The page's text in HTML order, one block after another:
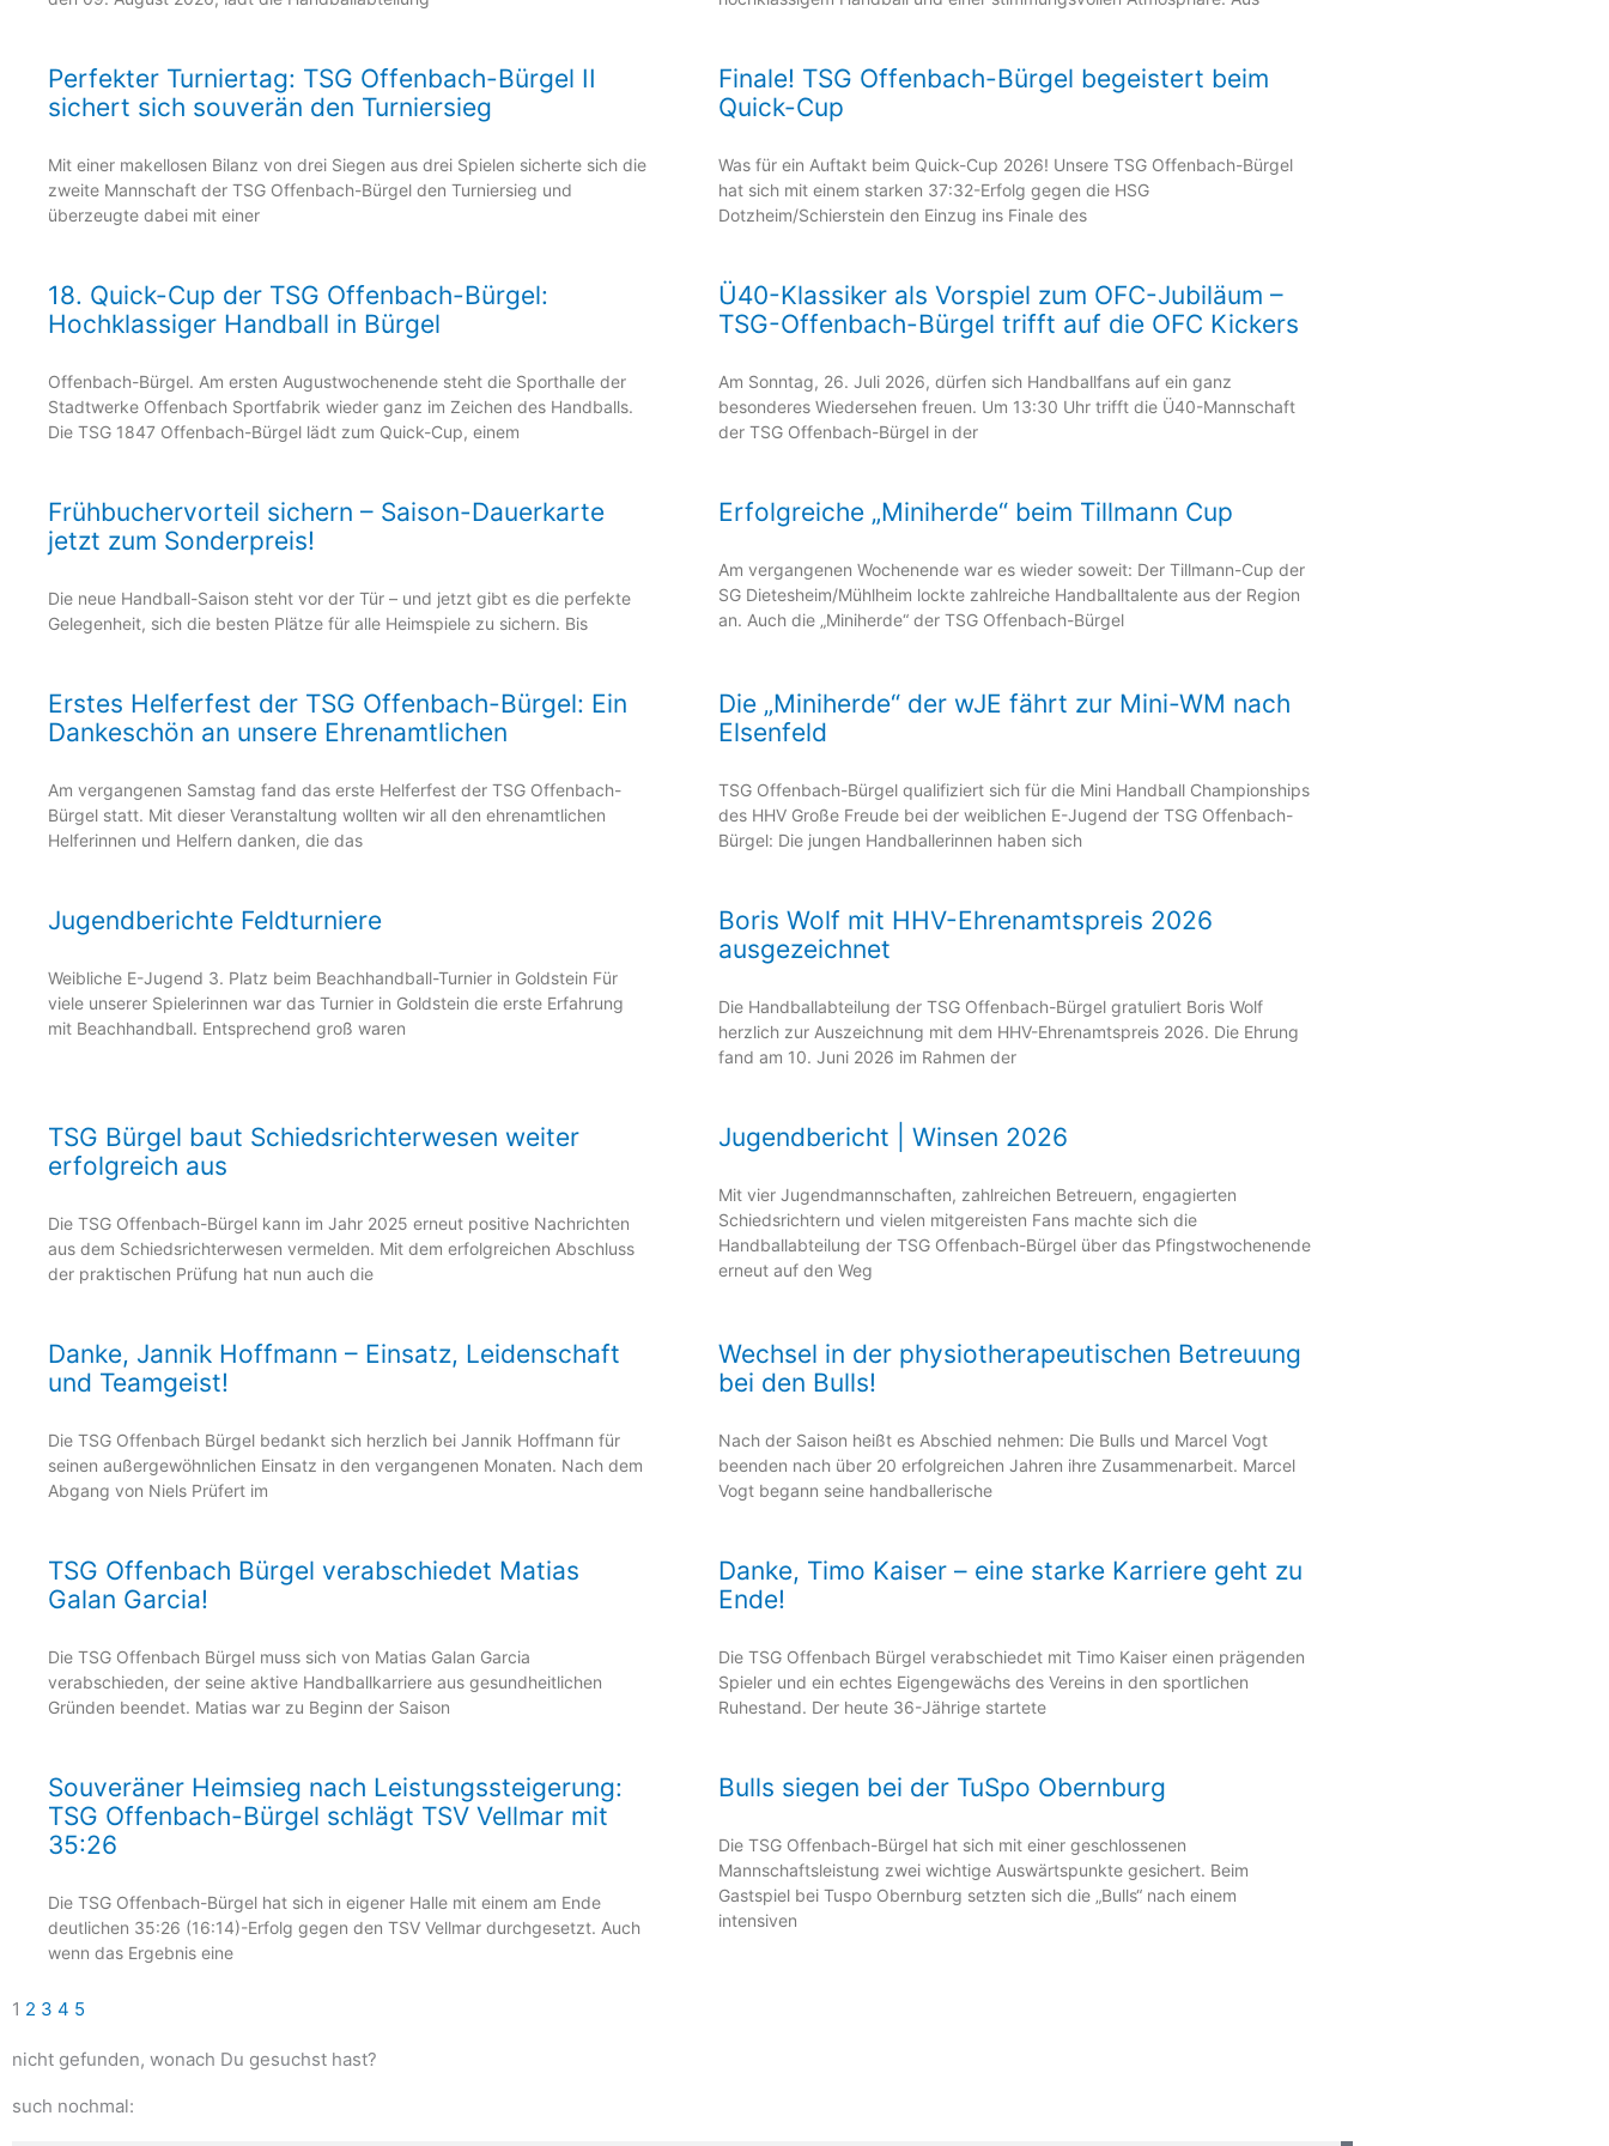
Perfekter Turniertag: TSG Offenbach-Bürgel II
sichert sich souverän den Turniersieg
Mit einer makellosen Bilanz von drei Siegen aus drei Spielen sicherte sich die
zweite Mannschaft der TSG Offenbach-Bürgel den Turniersieg und
überzeugte dabei mit einer
Finale! TSG Offenbach-Bürgel begeistert beim
Quick-Cup
Was für ein Auftakt beim Quick-Cup 2026! Unsere TSG Offenbach-Bürgel
hat sich mit einem starken 37:32-Erfolg gegen die HSG
Dotzheim/Schierstein den Einzug ins Finale des
18. Quick-Cup der TSG Offenbach-Bürgel:
Hochklassiger Handball in Bürgel
Offenbach-Bürgel. Am ersten Augustwochenende steht die Sporthalle der
Stadtwerke Offenbach Sportfabrik wieder ganz im Zeichen des Handballs.
Die TSG 1847 Offenbach-Bürgel lädt zum Quick-Cup, einem
Ü40-Klassiker als Vorspiel zum OFC-Jubiläum –
TSG-Offenbach-Bürgel trifft auf die OFC Kickers
Am Sonntag, 26. Juli 2026, dürfen sich Handballfans auf ein ganz
besonderes Wiedersehen freuen. Um 13:30 Uhr trifft die Ü40-Mannschaft
der TSG Offenbach-Bürgel in der
Frühbuchervorteil sichern – Saison-Dauerkarte
jetzt zum Sonderpreis!
Die neue Handball-Saison steht vor der Tür – und jetzt gibt es die perfekte
Gelegenheit, sich die besten Plätze für alle Heimspiele zu sichern. Bis
Erfolgreiche „Miniherde“ beim Tillmann Cup
Am vergangenen Wochenende war es wieder soweit: Der Tillmann-Cup der
SG Dietesheim/Mühlheim lockte zahlreiche Handballtalente aus der Region
an. Auch die „Miniherde“ der TSG Offenbach-Bürgel
Erstes Helferfest der TSG Offenbach-Bürgel: Ein
Dankeschön an unsere Ehrenamtlichen
Am vergangenen Samstag fand das erste Helferfest der TSG Offenbach-
Bürgel statt. Mit dieser Veranstaltung wollten wir all den ehrenamtlichen
Helferinnen und Helfern danken, die das
Die „Miniherde“ der wJE fährt zur Mini-WM nach
Elsenfeld
TSG Offenbach-Bürgel qualifiziert sich für die Mini Handball Championships
des HHV Große Freude bei der weiblichen E-Jugend der TSG Offenbach-
Bürgel: Die jungen Handballerinnen haben sich
Jugendberichte Feldturniere
Weibliche E-Jugend 3. Platz beim Beachhandball-Turnier in Goldstein Für
viele unserer Spielerinnen war das Turnier in Goldstein die erste Erfahrung
mit Beachhandball. Entsprechend groß waren
Boris Wolf mit HHV-Ehrenamtspreis 2026
ausgezeichnet
Die Handballabteilung der TSG Offenbach-Bürgel gratuliert Boris Wolf
herzlich zur Auszeichnung mit dem HHV-Ehrenamtspreis 2026. Die Ehrung
fand am 10. Juni 2026 im Rahmen der
TSG Bürgel baut Schiedsrichterwesen weiter
erfolgreich aus
Die TSG Offenbach-Bürgel kann im Jahr 2025 erneut positive Nachrichten
aus dem Schiedsrichterwesen vermelden. Mit dem erfolgreichen Abschluss
der praktischen Prüfung hat nun auch die
Jugendbericht | Winsen 2026
Mit vier Jugendmannschaften, zahlreichen Betreuern, engagierten
Schiedsrichtern und vielen mitgereisten Fans machte sich die
Handballabteilung der TSG Offenbach-Bürgel über das Pfingstwochenende
erneut auf den Weg
Danke, Jannik Hoffmann – Einsatz, Leidenschaft
und Teamgeist!
Die TSG Offenbach Bürgel bedankt sich herzlich bei Jannik Hoffmann für
seinen außergewöhnlichen Einsatz in den vergangenen Monaten. Nach dem
Abgang von Niels Prüfert im
Wechsel in der physiotherapeutischen Betreuung
bei den Bulls!
Nach der Saison heißt es Abschied nehmen: Die Bulls und Marcel Vogt
beenden nach über 20 erfolgreichen Jahren ihre Zusammenarbeit. Marcel
Vogt begann seine handballerische
TSG Offenbach Bürgel verabschiedet Matias
Galan Garcia!
Die TSG Offenbach Bürgel muss sich von Matias Galan Garcia
verabschieden, der seine aktive Handballkarriere aus gesundheitlichen
Gründen beendet. Matias war zu Beginn der Saison
Danke, Timo Kaiser – eine starke Karriere geht zu
Ende!
Die TSG Offenbach Bürgel verabschiedet mit Timo Kaiser einen prägenden
Spieler und ein echtes Eigengewächs des Vereins in den sportlichen
Ruhestand. Der heute 36-Jährige startete
Souveräner Heimsieg nach Leistungssteigerung:
TSG Offenbach-Bürgel schlägt TSV Vellmar mit
35:26
Die TSG Offenbach-Bürgel hat sich in eigener Halle mit einem am Ende
deutlichen 35:26 (16:14)-Erfolg gegen den TSV Vellmar durchgesetzt. Auch
wenn das Ergebnis eine
Bulls siegen bei der TuSpo Obernburg
Die TSG Offenbach-Bürgel hat sich mit einer geschlossenen
Mannschaftsleistung zwei wichtige Auswärtspunkte gesichert. Beim
Gastspiel bei Tuspo Obernburg setzten sich die „Bulls“ nach einem
intensiven
1 2 3 4 5
nicht gefunden, wonach Du gesuchst hast?
such nochmal: